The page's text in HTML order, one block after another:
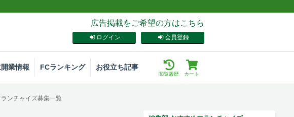
広告掲載をご希望の方はこちら
会員登録
ログイン
業情報 FCランキング お役立ち記事
カート
閲覧履歴
ンチャイズ募集一覧